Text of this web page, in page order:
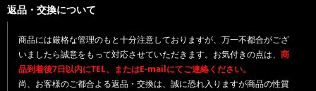
返品・交換について
商品には厳格な管理のもと十分注意しておりますが、万一不都合がござ
いましたら誠意をもって対応させていただきます。お気付きの点は、 商
品到着後7日以内にTEL、またはE-mailにてご連絡ください。
尚、お客様のご都合よる返品・交換は、誠に恐れ入りますが商品の性質